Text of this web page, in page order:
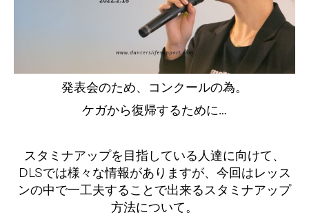
発表会のため、コンクールの為。
ケガから復帰するために…
スタミナアップを目指している人達に向けて、
DLSでは様々な情報がありますが、今回はレッス
ンの中で一工夫することで出来るスタミナアップ
方法について。